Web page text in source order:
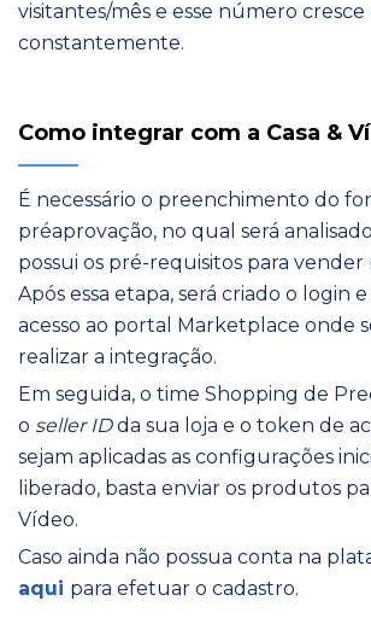
visitantes/mês e esse número cresce
constantemente.
Como integrar com a Casa &
É necessário o preenchimento do
préaprovação, no qual será
possui os pré-requisitos para vender
Após essa etapa, será criado o login
acesso ao portal Marketplace onde
realizar a integração.
Em seguida, o time Shopping de
o seller IDda sua loja e o token de
sejam aplicadas as configurações
liberado, basta enviar os produtos
Vídeo.
Caso ainda não possua conta na
aqui para efetuar o cadastro.